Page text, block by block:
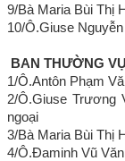
9/Bà Maria Bùi Thị
10/Ô.Giuse
BAN THƯỜNG
1/Ô.Antôn Phạm
2/Ô.Giuse Trương
ngoại
3/Bà Maria Bùi Thị
4/Ô.Đaminh Vũ